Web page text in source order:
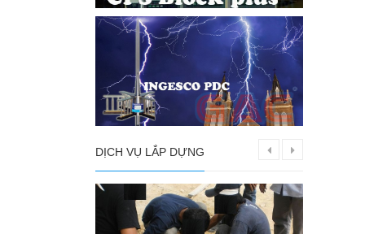
DỊCH VỤ LẮP DỰNG